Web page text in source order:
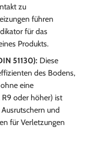
zu
führen
für das
Produkts.
51130): Diese
des Bodens,
eine
R9 oder höher) ist
und
für Verletzungen